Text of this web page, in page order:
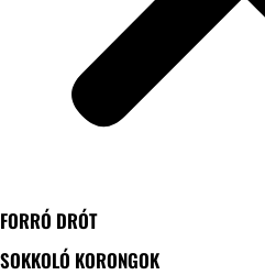
FORRÓ DRÓT
SOKKOLÓ KORONGOK